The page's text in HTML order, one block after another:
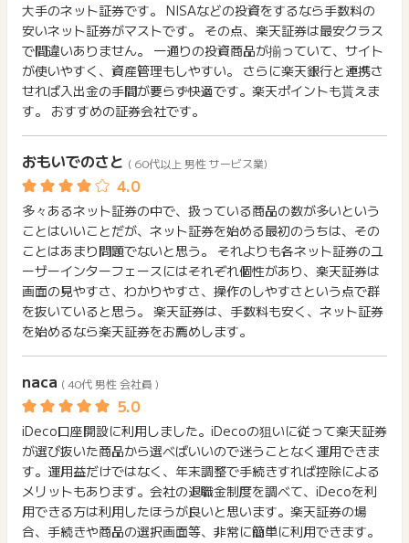
大手のネット証券です。 NISAなどの投資をするなら手数料の
安いネット証券がマストです。 その点、楽天証券は最安クラス
で間違いありません。 一通りの投資商品が揃っていて、サイト
が使いやすく、資産管理もしやすい。 さらに楽天銀行と連携さ
せれば入出金の手間が要らず快適です。楽天ポイントも貰えま
す。 おすすめの証券会社です。
おもいでのさと ( 60代以上 男性 サービス業)
多々あるネット証券の中で、扱っている商品の数が多いという
ことはいいことだが、ネット証券を始める最初のうちは、その
ことはあまり問題でないと思う。 それよりも各ネット証券のユ
ーザーインターフェースにはそれぞれ個性があり、楽天証券は
画面の見やすさ、わかりやすさ、操作のしやすさという点で群
を抜いていると思う。 楽天証券は、手数料も安く、ネット証券
を始めるなら楽天証券をお薦めします。
naca ( 40代 男性 会社員 )
iDeco口座開設に利用しました。iDecoの狙いに従って楽天証券
が選び抜いた商品から選べばいいので迷うことなく運用できま
す。運用益だけではなく、年末調整で手続きすれば控除による
メリットもあります。会社の退職金制度を調べて、iDecoを利
用できる方は利用したほうが良いと思います。楽天証券の場
合、手続きや商品の選択画面等、非常に簡単に利用できます。